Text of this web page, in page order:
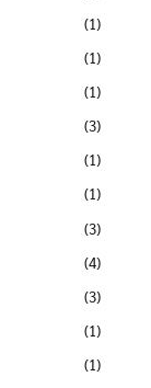
(1)
(1)
(1)
(3)
(1)
(1)
(3)
(4)
(3)
(1)
(1)